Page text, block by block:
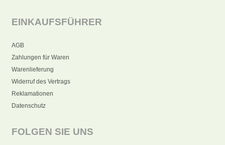
EINKAUFSFÜHRER
AGB
Zahlungen für Waren
Warenlieferung
Widerruf des Vertrags
Reklamationen
Datenschutz
FOLGEN SIE UNS